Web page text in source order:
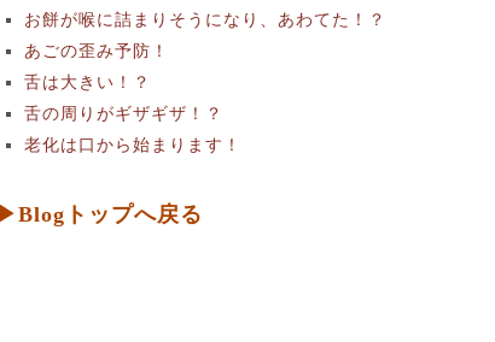
お餅が喉に詰まりそうになり、あわてた！？
あごの歪み予防！
舌は大きい！？
舌の周りがギザギザ！？
老化は口から始まります！
▶Blogトップへ戻る